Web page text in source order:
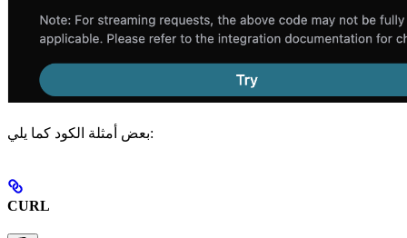
بعض أمثلة الكود كما يلي:
CURL